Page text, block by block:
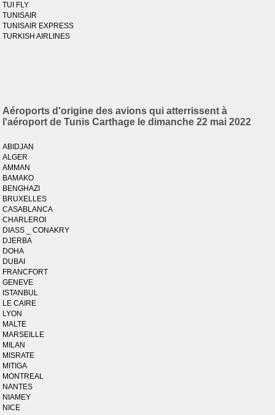
TUI FLY
TUNISAIR
TUNISAIR EXPRESS
TURKISH AIRLINES
Aéroports d'origine des avions qui atterrissent à
l'aéroport de Tunis Carthage le dimanche 22 mai 2022
ABIDJAN
ALGER
AMMAN
BAMAKO
BENGHAZI
BRUXELLES
CASABLANCA
CHARLEROI
DIASS _ CONAKRY
DJERBA
DOHA
DUBAI
FRANCFORT
GENEVE
ISTANBUL
LE CAIRE
LYON
MALTE
MARSEILLE
MILAN
MISRATE
MITIGA
MONTREAL
NANTES
NIAMEY
NICE